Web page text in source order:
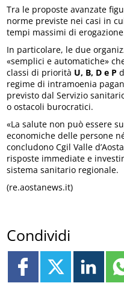
Tra le proposte avanzate
norme previste nei casi in
tempi massimi di
In particolare, le due
«semplici e automatiche»
classi di priorità U, B, D e P
regime di intramoenia
previsto dal Servizio
o ostacoli burocratici.
«La salute non può essere
economiche delle persone
concludono Cgil Valle
risposte immediate e
sistema sanitario regionale.
(re.aostanews.it)
Condividi